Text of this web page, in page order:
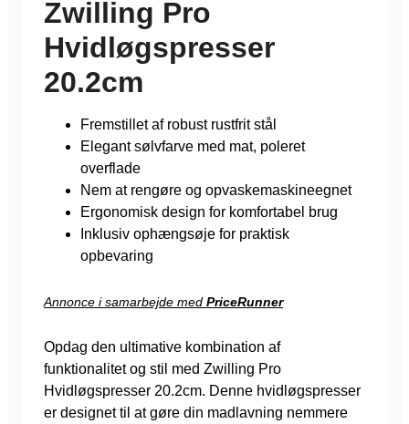
Zwilling Pro
Hvidløgspresser
20.2cm
Fremstillet af robust rustfrit stål
Elegant sølvfarve med mat, poleret
overflade
Nem at rengøre og opvaskemaskineegnet
Ergonomisk design for komfortabel brug
Inklusiv ophængsøje for praktisk
opbevaring
Annonce i samarbejde med PriceRunner
Opdag den ultimative kombination af
funktionalitet og stil med Zwilling Pro
Hvidløgspresser 20.2cm. Denne hvidløgspresser
er designet til at gøre din madlavning nemmere